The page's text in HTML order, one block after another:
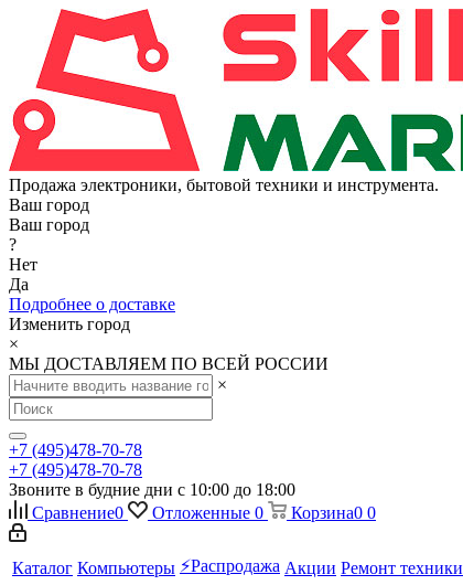
Продажа электроники, бытовой техники и инструмента.
Ваш город
Ваш город
?
Нет
Да
Подробнее о доставке
Изменить город
×
МЫ ДОСТАВЛЯЕМ ПО ВСЕЙ РОССИИ
×
+7 (495)478-70-78
+7 (495)478-70-78
Звоните в будние дни с 10:00 до 18:00
Сравнение0 Отложенные 0 Корзина0 0
Каталог Компьютеры ⚡️Распродажа Акции Ремонт техники